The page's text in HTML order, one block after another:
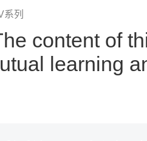
系列
content of
learning